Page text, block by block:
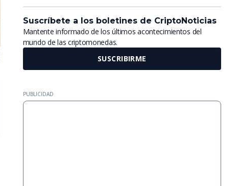
Suscríbete a los boletines de CriptoNoticias
Mantente informado de los últimos acontecimientos del
mundo de las criptomonedas.
SUSCRIBIRME
PUBLICIDAD